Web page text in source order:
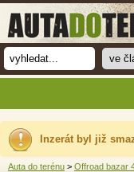
Inzerát byl již
Auta do terénu > Offroad bazar